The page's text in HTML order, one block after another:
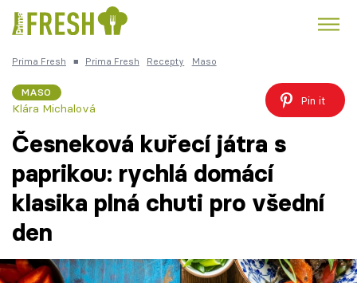
Česká kuchyně
Témata
Prima Fresh ■ Prima Fresh Recepty Maso
MASO
Klára Michalová
Pin it
Česneková kuřecí játra s
paprikou: rychlá domácí
klasika plná chuti pro všední
den